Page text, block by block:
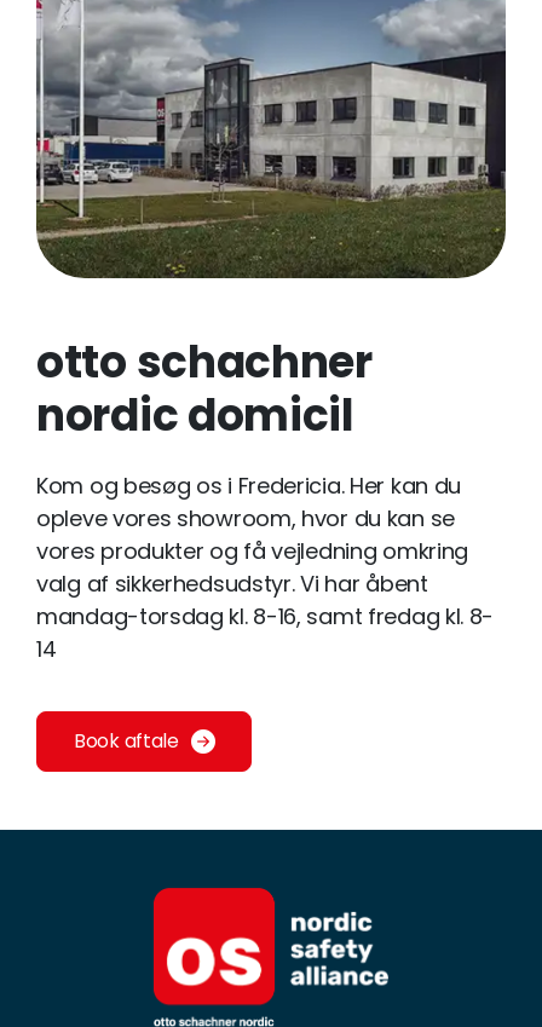
otto schachner
nordic domicil
Kom og besøg os i Fredericia. Her kan du
opleve vores showroom, hvor du kan se
vores produkter og få vejledning omkring
valg af sikkerhedsudstyr. Vi har åbent
mandag-torsdag kl. 8-16, samt fredag kl. 8-
14
Book aftale